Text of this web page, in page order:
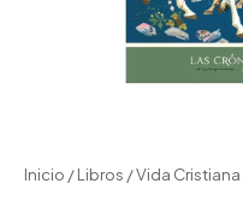
Inicio /Libros /Vida Cristiana